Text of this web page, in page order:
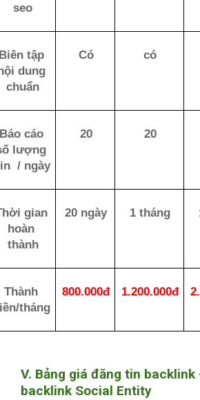
seo
tập
dung
chuẩn
Có có
cáo
lượng
/ ngày
20 20
gian
hoàn
thành
20 ngày 1 tháng
Thành
tháng
800.000đ 1.200.000đ
V. Bảng giá đăng tin backlink
backlink Social Entity